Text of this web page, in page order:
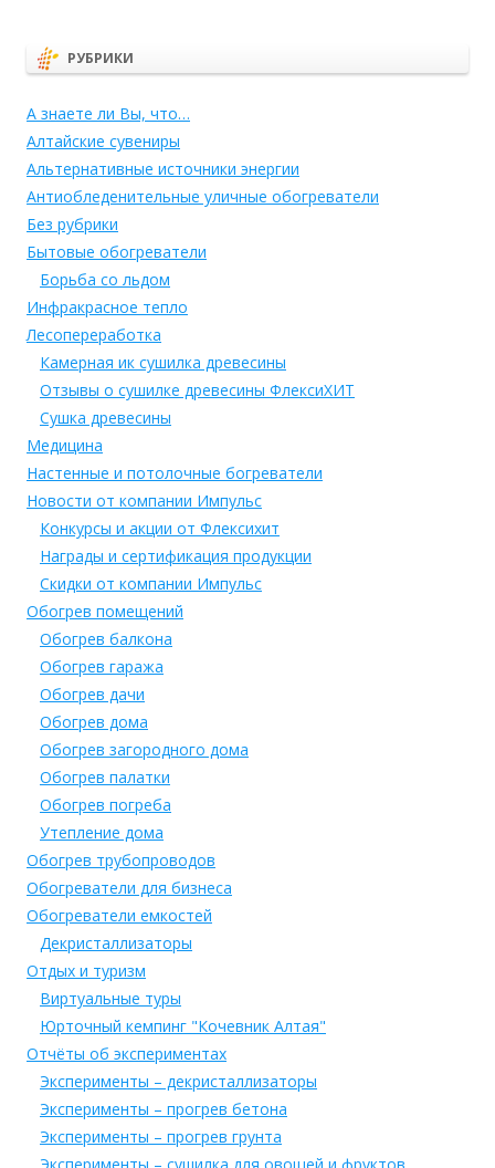
РУБРИКИ
А знаете ли Вы, что…
Алтайские сувениры
Альтернативные источники энергии
Антиобледенительные уличные обогреватели
Без рубрики
Бытовые обогреватели
Борьба со льдом
Инфракрасное тепло
Лесопереработка
Камерная ик сушилка древесины
Отзывы о сушилке древесины ФлексиХИТ
Сушка древесины
Медицина
Настенные и потолочные богреватели
Новости от компании Импульс
Конкурсы и акции от Флексихит
Награды и сертификация продукции
Скидки от компании Импульс
Обогрев помещений
Обогрев балкона
Обогрев гаража
Обогрев дачи
Обогрев дома
Обогрев загородного дома
Обогрев палатки
Обогрев погреба
Утепление дома
Обогрев трубопроводов
Обогреватели для бизнеса
Обогреватели емкостей
Декристаллизаторы
Отдых и туризм
Виртуальные туры
Юрточный кемпинг "Кочевник Алтая"
Отчёты об экспериментах
Эксперименты – декристаллизаторы
Эксперименты – прогрев бетона
Эксперименты – прогрев грунта
Эксперименты – сушилка для овощей и фруктов